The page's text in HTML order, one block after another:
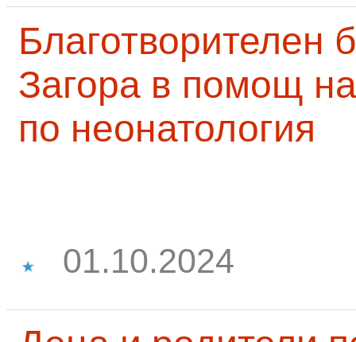
Благотворителен
Загора в помощ
по неонатология
01.10.2024